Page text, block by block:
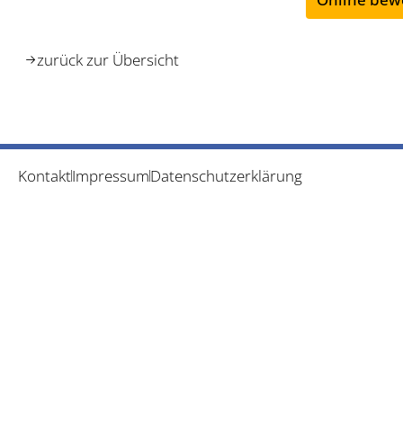
zurück zur Übersicht
KontaktImpressumDatenschutzerklärung